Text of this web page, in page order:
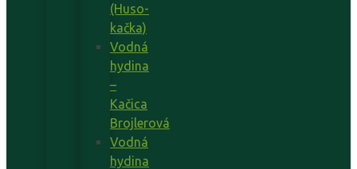
(Huso-
kačka)
Vodná
hydina
–
Kačica
Brojlerová
Vodná
hydina